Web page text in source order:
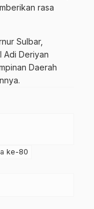
rasa
Sulbar,
Adi Deriyan
Daerah
ke-80